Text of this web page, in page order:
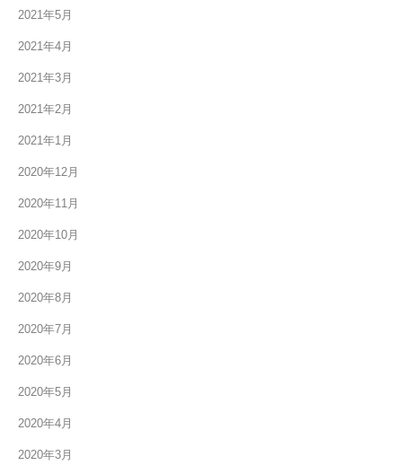
2021年5月
2021年4月
2021年3月
2021年2月
2021年1月
2020年12月
2020年11月
2020年10月
2020年9月
2020年8月
2020年7月
2020年6月
2020年5月
2020年4月
2020年3月